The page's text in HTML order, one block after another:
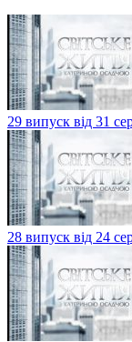
29 випуск від 31
28 випуск від 24